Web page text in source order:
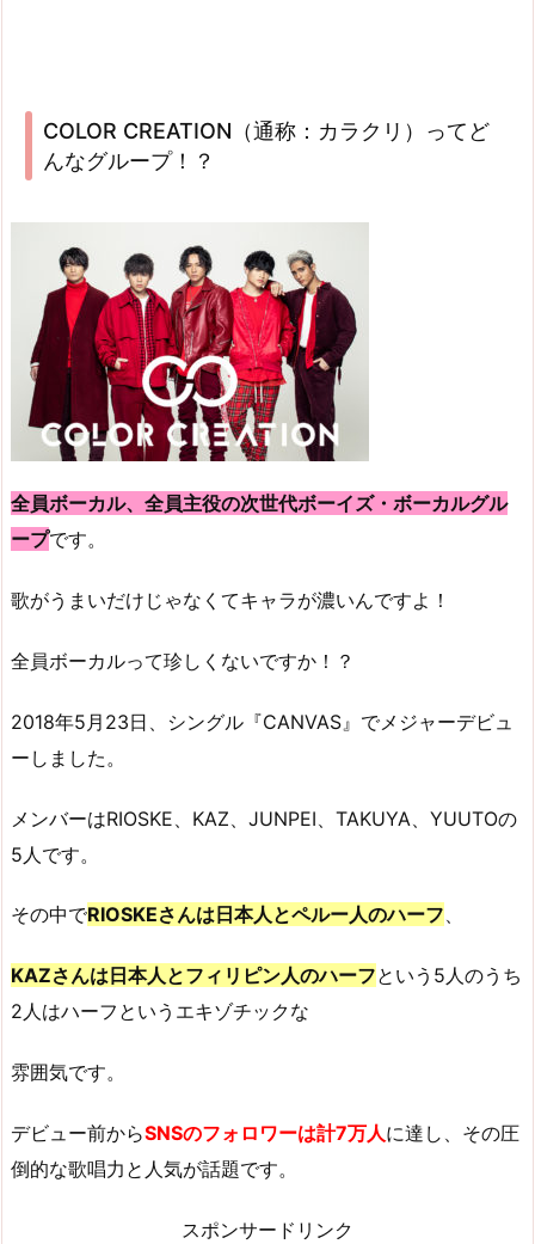
COLOR CREATION（通称：カラクリ）ってど
んなグループ！？
全員ボーカル、全員主役の次世代ボーイズ・ボーカルグル
ープです。
歌がうまいだけじゃなくてキャラが濃いんですよ！
全員ボーカルって珍しくないですか！？
2018年5月23日、シングル『CANVAS』でメジャーデビュ
ーしました。
メンバーはRIOSKE、KAZ、JUNPEI、TAKUYA、YUUTOの
5人です。
その中でRIOSKEさんは日本人とペルー人のハーフ、
KAZさんは日本人とフィリピン人のハーフという5人のうち
2人はハーフというエキゾチックな
雰囲気です。
デビュー前からSNSのフォロワーは計7万人に達し、その圧
倒的な歌唱力と人気が話題です。
スポンサードリンク